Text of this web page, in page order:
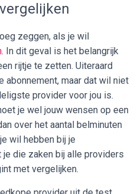
zeggen, als je wil
. In dit geval is het belangrijk
rijtje te zetten. Uiteraard
abonnement, maar dat wil niet
provider voor jou is.
je wel jouw wensen op een
over het aantal belminuten
wil hebben bij je
je die zaken bij alle providers
met vergelijken.